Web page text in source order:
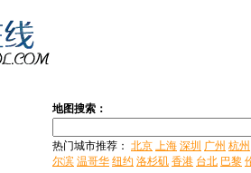
地图搜索：
热门城市推荐： 北京 上海 深圳 广州 杭州
尔滨 温哥华 纽约 洛杉矶 香港 台北 巴黎